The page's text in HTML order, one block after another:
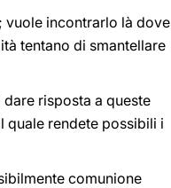
vuole incontrarlo là dove
tentano di smantellare
risposta a queste
quale rendete possibili i
comunione